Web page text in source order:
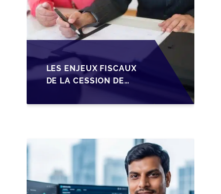
LES ENJEUX FISCAUX
DE LA CESSION DE
LES DIRIGEANTS DE